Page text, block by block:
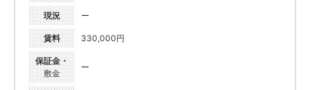
現況 ー
賃料 330,000円
保証金・
敷金
ー